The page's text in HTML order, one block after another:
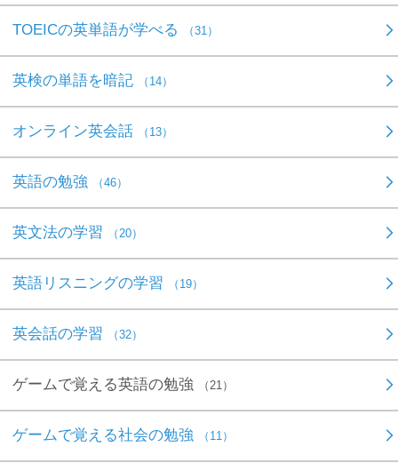
TOEICの英単語が学べる （31）
英検の単語を暗記 （14）
オンライン英会話 （13）
英語の勉強 （46）
英文法の学習 （20）
英語リスニングの学習 （19）
英会話の学習 （32）
ゲームで覚える英語の勉強 （21）
ゲームで覚える社会の勉強 （11）